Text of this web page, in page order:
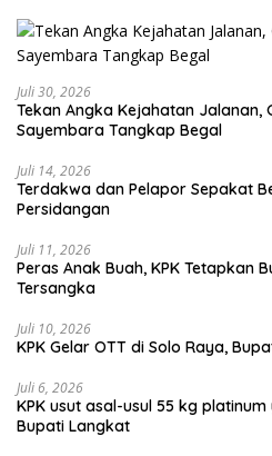
Juli 30, 2026
Tekan Angka Kejahatan Jalanan,
Sayembara Tangkap Begal
Juli 14, 2026
Terdakwa dan Pelapor Sepakat
Persidangan
Juli 11, 2026
Peras Anak Buah, KPK Tetapkan
Tersangka
Juli 10, 2026
KPK Gelar OTT di Solo Raya,
Juli 6, 2026
KPK usut asal-usul 55 kg
Bupati Langkat